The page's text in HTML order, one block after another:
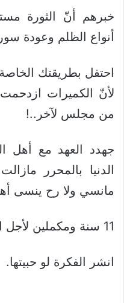
خبرهم أنّ الثورة
أنواع الظلم وعودة
احتفل بطريقتك
لأنّ الكميرات
من مجلس لآخر..!
جهدد العهد مع أهل
الدنيا بالمحرر
مانسي ولا رح ينسى
11 سنة ومكملين لأجل المنسيين
انشر الفكرة لو حبيتها.